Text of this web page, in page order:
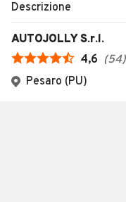
Descrizione
AUTOJOLLY S.r.l.
4,6 (54)
Pesaro (PU)